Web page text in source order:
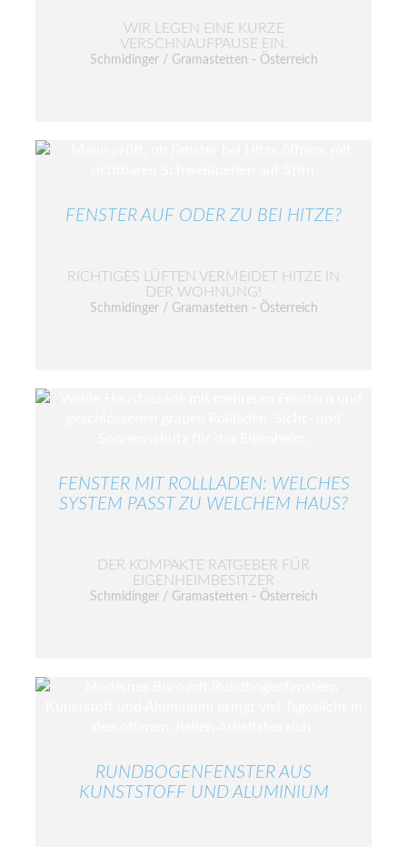
WIR LEGEN EINE KURZE
VERSCHNAUFPAUSE EIN.
Schmidinger / Gramastetten - Österreich
FENSTER AUF ODER ZU BEI HITZE?
RICHTIGES LÜFTEN VERMEIDET HITZE IN
DER WOHNUNG!
Schmidinger / Gramastetten - Österreich
FENSTER MIT ROLLLADEN: WELCHES
SYSTEM PASST ZU WELCHEM HAUS?
DER KOMPAKTE RATGEBER FÜR
EIGENHEIMBESITZER
Schmidinger / Gramastetten - Österreich
RUNDBOGENFENSTER AUS
KUNSTSTOFF UND ALUMINIUM